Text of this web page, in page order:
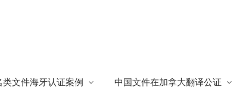
类文件海牙认证案例 中国文件在加拿大翻译公证